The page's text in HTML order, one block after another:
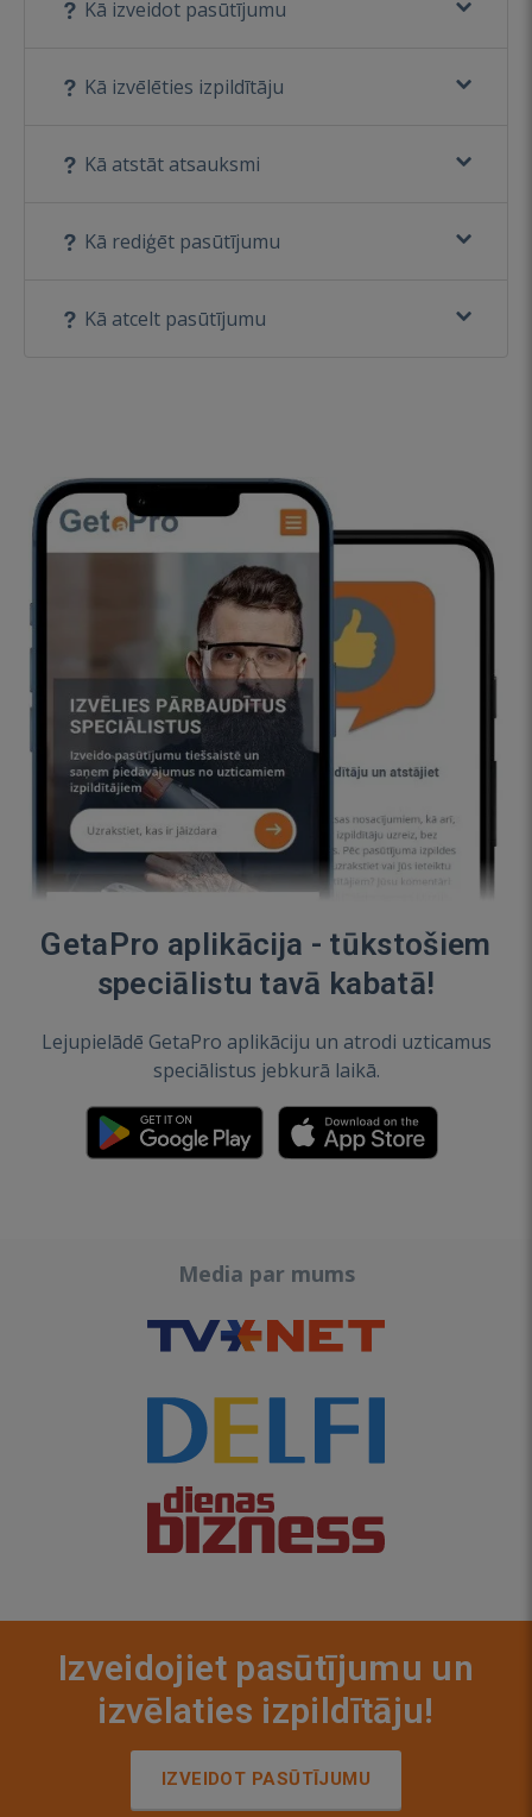
Kā izveidot pasūtījumu
Kā izvēlēties izpildītāju
Kā atstāt atsauksmi
Kā rediģēt pasūtījumu
Kā atcelt pasūtījumu
GetaPro aplikācija - tūkstošiem
speciālistu tavā kabatā!
Lejupielādē GetaPro aplikāciju un atrodi uzticamus
speciālistus jebkurā laikā.
Media par mums
Izveidojiet pasūtījumu un
izvēlaties izpildītāju!
IZVEIDOT PASŪTĪJUMU